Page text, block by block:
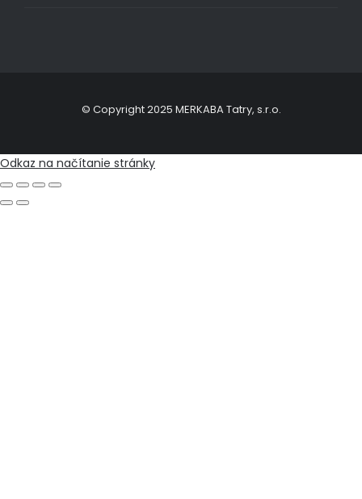
© Copyright 2025 MERKABA Tatry, s.r.o.
Odkaz na načítanie stránky